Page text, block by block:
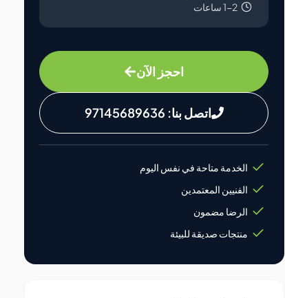
1-2 ساعات
احجز الآن
اتصل بنا: 97145689636
الخدمة متاحة في نفس اليوم
الفنيين المعتمدين
الرضا مضمون
منتجات صديقة للبيئة